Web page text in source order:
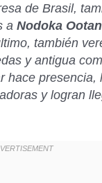
de Brasil,
a Nodoka
también
y antigua
hace presencia,
y logran